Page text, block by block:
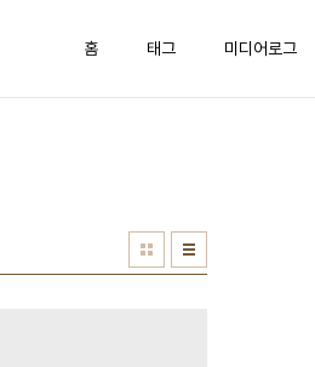
홈 태그 미디어로그